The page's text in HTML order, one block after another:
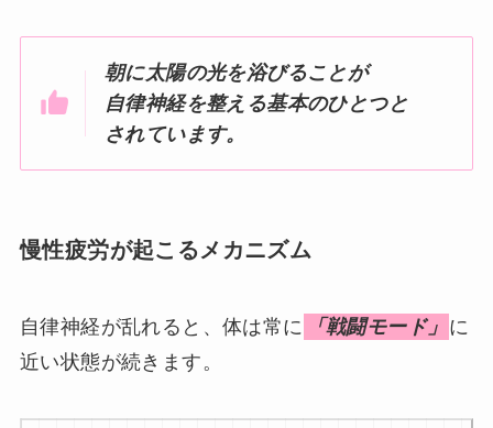
朝に太陽の光を浴びることが
自律神経を整える基本のひとつと
されています。
慢性疲労が起こるメカニズム
自律神経が乱れると、体は常に 「戦闘モード」 に
近い状態が続きます。